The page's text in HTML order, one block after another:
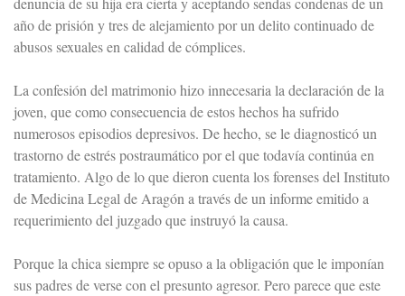
año de prisión y tres de alejamiento por un delito continuado de
abusos sexuales en calidad de cómplices.
La confesión del matrimonio hizo innecesaria la declaración de la
joven, que como consecuencia de estos hechos ha sufrido
numerosos episodios depresivos. De hecho, se le diagnosticó un
trastorno de estrés postraumático por el que todavía continúa en
tratamiento. Algo de lo que dieron cuenta los forenses del Instituto
de Medicina Legal de Aragón a través de un informe emitido a
requerimiento del juzgado que instruyó la causa.
Porque la chica siempre se opuso a la obligación que le imponían
sus padres de verse con el presunto agresor. Pero parece que este